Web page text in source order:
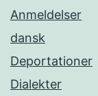
Anmeldelser
dansk
Deportationer
Dialekter